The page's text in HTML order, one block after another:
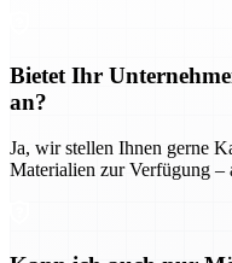
Bietet Ihr
an?
Ja, wir stellen Ihnen gerne
Materialien zur Verfügung –